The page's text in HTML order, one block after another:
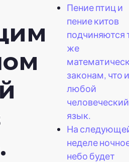
Пение птиц и
пение китов
подчиняются
же
законам, что и
любой
человеческий
язык.
На
неделе
небо будет